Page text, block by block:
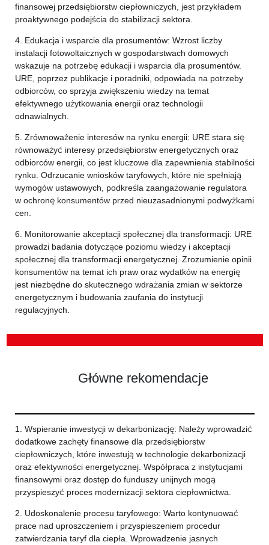
finansowej przedsiębiorstw ciepłowniczych, jest przykładem
proaktywnego podejścia do stabilizacji sektora.
4. Edukacja i wsparcie dla prosumentów: Wzrost liczby
instalacji fotowoltaicznych w gospodarstwach domowych
wskazuje na potrzebę edukacji i wsparcia dla prosumentów.
URE, poprzez publikacje i poradniki, odpowiada na potrzeby
odbiorców, co sprzyja zwiększeniu wiedzy na temat
efektywnego użytkowania energii oraz technologii
odnawialnych.
5. Zrównoważenie interesów na rynku energii: URE stara się
równoważyć interesy przedsiębiorstw energetycznych oraz
odbiorców energii, co jest kluczowe dla zapewnienia stabilności
rynku. Odrzucanie wniosków taryfowych, które nie spełniają
wymogów ustawowych, podkreśla zaangażowanie regulatora
w ochronę konsumentów przed nieuzasadnionymi podwyżkami
cen.
6. Monitorowanie akceptacji społecznej dla transformacji: URE
prowadzi badania dotyczące poziomu wiedzy i akceptacji
społecznej dla transformacji energetycznej. Zrozumienie opinii
konsumentów na temat ich praw oraz wydatków na energię
jest niezbędne do skutecznego wdrażania zmian w sektorze
energetycznym i budowania zaufania do instytucji
regulacyjnych.
Główne rekomendacje
1. Wspieranie inwestycji w dekarbonizację: Należy wprowadzić
dodatkowe zachęty finansowe dla przedsiębiorstw
ciepłowniczych, które inwestują w technologie dekarbonizacji
oraz efektywności energetycznej. Współpraca z instytucjami
finansowymi oraz dostęp do funduszy unijnych mogą
przyspieszyć proces modernizacji sektora ciepłownictwa.
2. Udoskonalenie procesu taryfowego: Warto kontynuować
prace nad uproszczeniem i przyspieszeniem procedur
zatwierdzania taryf dla ciepła. Wprowadzenie jasnych